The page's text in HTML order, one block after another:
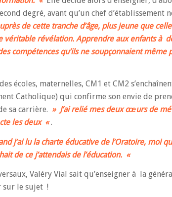
degré, avant qu’un chef d’établissement
de cette tranche d’âge, plus jeune que
véritable révélation. Apprendre aux enfants à
compétences qu’ils ne soupçonnaient même
écoles, maternelles, CM1 et CM2
Catholique) qui confirme son envie de
sa carrière. » J’ai relié mes deux cœurs de
les deux «.
j’ai lu la charte éducative de l’Oratoire, moi
de ce j’attendais de l’éducation. «
Valéry Vial sait qu’enseigner à la
sur le sujet !